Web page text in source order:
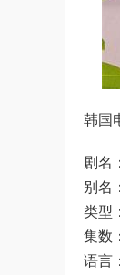
韩国
剧名
别名
类型
集数
语言